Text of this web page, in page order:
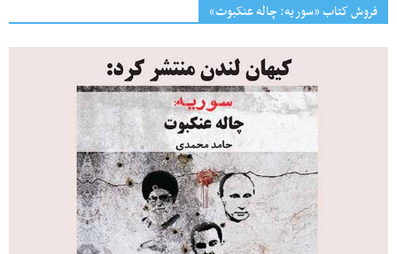
فروش کتاب «سوریه: چاله عنکبوت»